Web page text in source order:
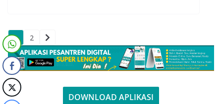
1 2
DOWNLOAD APLIKASI